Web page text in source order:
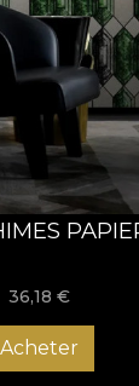
36,18 €
Acheter